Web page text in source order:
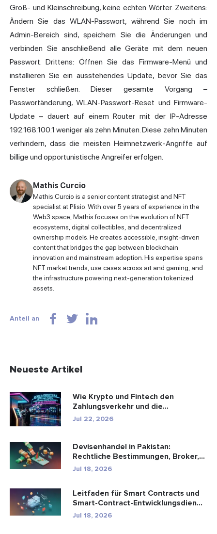
Groß- und Kleinschreibung, keine echten Wörter. Zweitens:
Ändern Sie das WLAN-Passwort, während Sie noch im
Admin-Bereich sind, speichern Sie die Änderungen und
verbinden Sie anschließend alle Geräte mit dem neuen
Passwort. Drittens: Öffnen Sie das Firmware-Menü und
installieren Sie ein ausstehendes Update, bevor Sie das
Fenster schließen. Dieser gesamte Vorgang –
Passwortänderung, WLAN-Passwort-Reset und Firmware-
Update – dauert auf einem Router mit der IP-Adresse
192.168.100.1 weniger als zehn Minuten. Diese zehn Minuten
verhindern, dass die meisten Heimnetzwerk-Angriffe auf
billige und opportunistische Angreifer erfolgen.
Mathis Curcio
Mathis Curcio is a senior content strategist and NFT
specialist at Plisio. With over 5 years of experience in the
Web3 space, Mathis focuses on the evolution of NFT
ecosystems, digital collectibles, and decentralized
ownership models. He creates accessible, insight-driven
content that bridges the gap between blockchain
innovation and mainstream adoption. His expertise spans
NFT market trends, use cases across art and gaming, and
the infrastructure powering next-generation tokenized
assets.
Anteil an
Neueste Artikel
Wie Krypto und Fintech den
Zahlungsverkehr und die
Unterhaltungsbr...
Jul 22, 2026
Devisenhandel in Pakistan:
Rechtliche Bestimmungen, Broker,
Handel...
Jul 18, 2026
Leitfaden für Smart Contracts und
Smart-Contract-Entwicklungsdien...
Jul 18, 2026